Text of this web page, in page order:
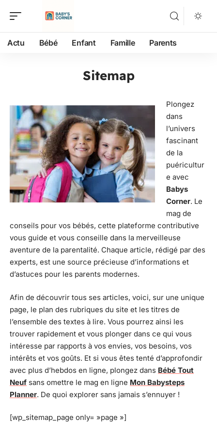
Actu Bébé Enfant Famille Parents
Sitemap
Plongez
dans
l’univers
fascinant
de la
puéricultur
e avec
Babys
Corner. Le
mag de
conseils pour vos bébés, cette plateforme contributive
vous guide et vous conseille dans la merveilleuse
aventure de la parentalité. Chaque article, rédigé par des
experts, est une source précieuse d’informations et
d’astuces pour les parents modernes.
Afin de découvrir tous ses articles, voici, sur une unique
page, le plan des rubriques du site et les titres de
l’ensemble des textes à lire. Vous pourrez ainsi les
trouver rapidement et vous plonger dans ce qui vous
intéresse par rapports à vos envies, vos besoins, vos
intérêts et vos goûts. Et si vous êtes tenté d’approfondir
avec plus d’hebdos en ligne, plongez dans Bébé Tout
Neuf sans omettre le mag en ligne Mon Babysteps
Planner. De quoi explorer sans jamais s’ennuyer !
[wp_sitemap_page only= »page »]